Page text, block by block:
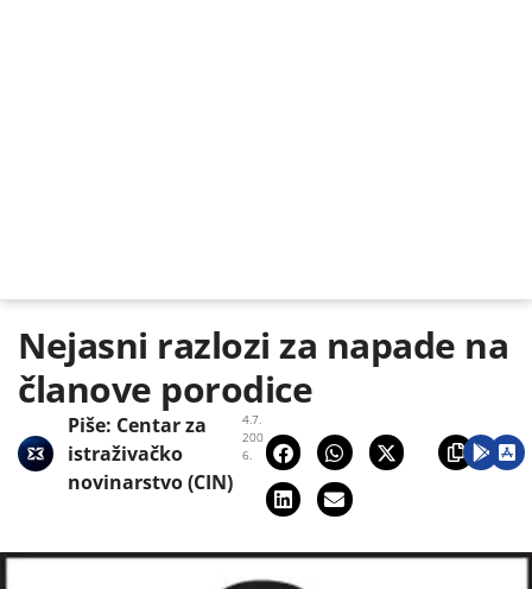
Nejasni razlozi za napade na
članove porodice
4.7.
200
6.
Piše: Centar za
istraživačko
novinarstvo (CIN)